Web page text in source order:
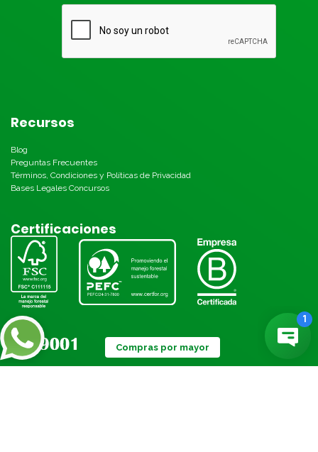
Recursos
Blog
Preguntas Frecuentes
Términos, Condiciones y Políticas de Privacidad
Bases Legales Concursos
Certificaciones
Compras por mayor